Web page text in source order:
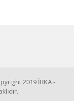
2019 İRKA -